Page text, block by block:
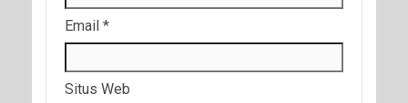
Email *
Situs Web